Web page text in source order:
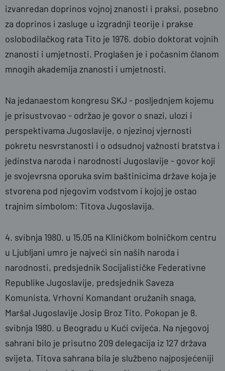
izvanredan doprinos vojnoj znanosti i praksi, posebno
za doprinos i zasluge u izgradnji teorije i prakse
oslobodilačkog rata Tito je 1976. dobio doktorat vojnih
znanosti i umjetnosti. Proglašen je i počasnim članom
mnogih akademija znanosti i umjetnosti.
Na jedanaestom kongresu SKJ - posljednjem kojemu
je prisustvovao - održao je govor o snazi, ulozi i
perspektivama Jugoslavije, o njezinoj vjernosti
pokretu nesvrstanosti i o odsudnoj važnosti bratstva i
jedinstva naroda i narodnosti Jugoslavije - govor koji
je svojevrsna oporuka svim baštinicima države koja je
stvorena pod njegovim vodstvom i kojoj je ostao
trajnim simbolom: Titova Jugoslavija.
4. svibnja 1980. u 15.05 na Kliničkom bolničkom centru
u Ljubljani umro je najveći sin naših naroda i
narodnosti, predsjednik Socijalističke Federativne
Republike Jugoslavije, predsjednik Saveza
Komunista, Vrhovni Komandant oružanih snaga,
Maršal Jugoslavije Josip Broz Tito. Pokopan je 8.
svibnja 1980. u Beogradu u Kući cvijeća. Na njegovoj
sahrani bilo je prisutno 209 delegacija iz 127 država
svijeta. Titova sahrana bila je službeno najposjećeniji